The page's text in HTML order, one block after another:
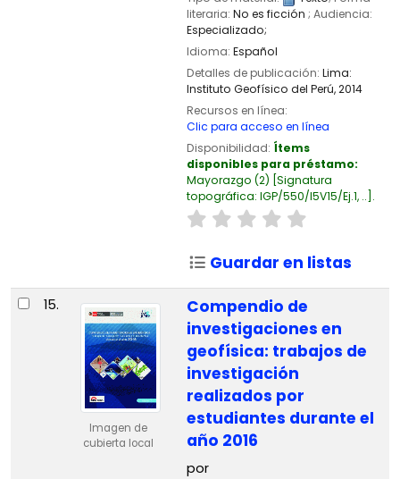
literaria: No es ficción ; Audiencia:
Especializado;
Idioma: Español
Detalles de publicación: Lima:
Instituto Geofísico del Perú,2014
Recursos en línea:
Clic para acceso en línea
Disponibilidad: Ítems
disponibles para préstamo:
Mayorazgo (2) Signatura
topográfica: IGP/550/I5V15/Ej.1, .. .
Guardar en listas
15.
Imagen de
cubierta local
Compendio de
investigaciones en
geofísica: trabajos de
investigación
realizados por
estudiantes durante el
año 2016
por